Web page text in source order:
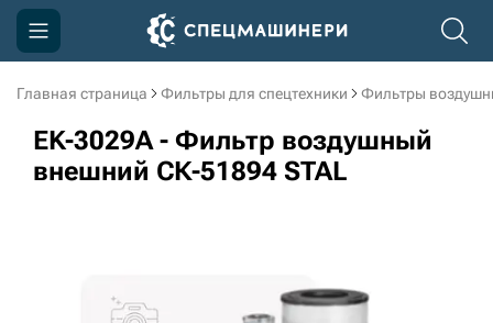
Главная страница Фильтры для спецтехники Фильтры
EK-3029A - Фильтр воздушный
внешний СК-51894 STAL
Компания
Акции